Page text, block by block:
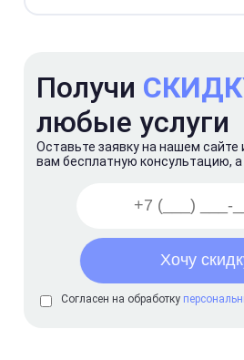
Получи
любые услуги
Оставьте заявку на нашем
вам бесплатную консультацию, а
Согласен на обработку